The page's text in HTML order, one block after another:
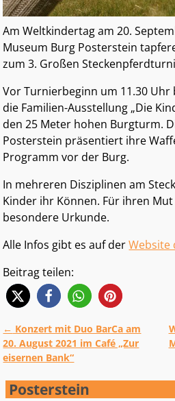
Am Weltkindertag am 20.
Museum Burg Posterstein
zum 3. Großen
Vor Turnierbeginn um 11.30
die Familien-Ausstellung „Die
den 25 Meter hohen Burgturm.
Posterstein präsentiert ihre
Programm vor der Burg.
In mehreren Disziplinen am
Kinder ihr Können. Für ihren
besondere Urkunde.
Alle Infos gibt es auf derWebsite
Beitrag teilen:
Artikelnavigation
← Konzert mit Duo BarCa am
20. August 2021 im Café „Zur
eisernen Bank“
Posterstein